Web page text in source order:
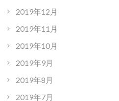
2019年12月
2019年11月
2019年10月
2019年9月
2019年8月
2019年7月